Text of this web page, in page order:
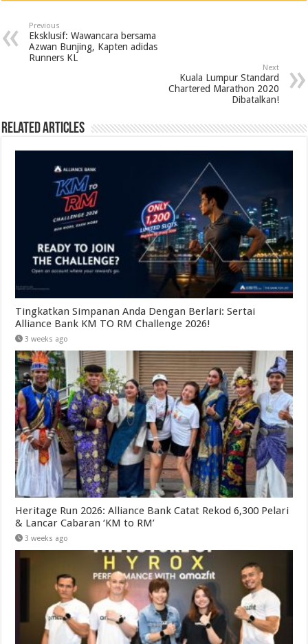
Previous
Eksklusif: Wawancara bersama
Azwan Bunjing, Kapten adidas
Runners KL
Next
Kuala Lumpur Standard
Chartered Marathon 2020
Dibatalkan!
Related Articles
Tingkatkan Simpanan Anda Dengan Berlari: Sertai
Alliance Bank KM TO RM Challenge 2026!
3 weeks ago
Heritage Run 2026: Alliance Bank Catat Rekod 6,300 Pelari
& Lancar Cabaran ‘KM to RM’
3 weeks ago